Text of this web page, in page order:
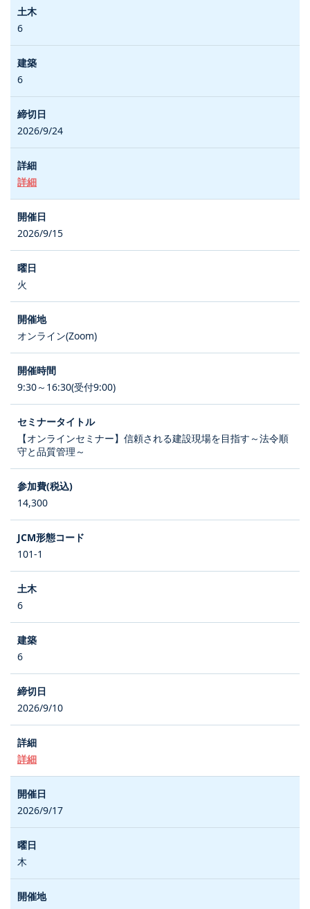
6
6
2026/9/24
詳細
2026/9/15
火
オンライン(Zoom)
9:30～16:30(受付9:00)
【オンラインセミナー】信頼される建設現場を目指す～法令順
守と品質管理～
14,300
101-1
6
6
2026/9/10
詳細
2026/9/17
木